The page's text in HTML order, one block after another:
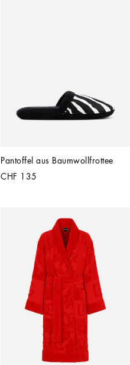
Pantoffel aus Baumwollfrottee
CHF 135